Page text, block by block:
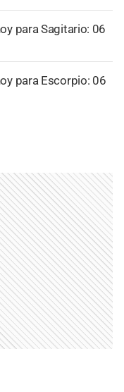
para Sagitario: 06
para Escorpio: 06